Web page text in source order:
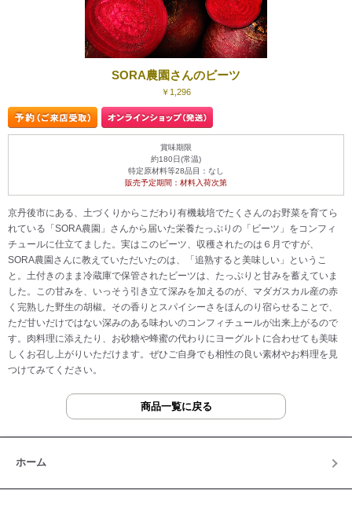
SORA農園さんのビーツ
￥1,296
賞味期限
約180日(常温)
特定原材料等28品目：なし
販売予定期間：材料入荷次第
京丹後市にある、土づくりからこだわり有機栽培でたくさんのお野菜を育てら
れている「SORA農園」さんから届いた栄養たっぷりの「ビーツ」をコンフィ
チュールに仕立てました。実はこのビーツ、収穫されたのは６月ですが、
SORA農園さんに教えていただいたのは、「追熟すると美味しい」というこ
と。土付きのまま冷蔵庫で保管されたビーツは、たっぷりと甘みを蓄えていま
した。この甘みを、いっそう引き立て深みを加えるのが、マダガスカル産の赤
く完熟した野生の胡椒。その香りとスパイシーさをほんのり宿らせることで、
ただ甘いだけではない深みのある味わいのコンフィチュールが出来上がるので
す。肉料理に添えたり、お砂糖や蜂蜜の代わりにヨーグルトに合わせても美味
しくお召し上がりいただけます。ぜひご自身でも相性の良い素材やお料理を見
つけてみてください。
商品一覧に戻る
ホーム